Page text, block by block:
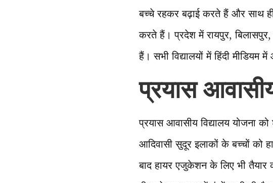
बच्चे रहकर बढ़ाई करते हैं और साथ ही
करते हैं। प्रदेश में रायपुर,
हैं। सभी विद्यालयों में हिंदी मीडियम
प्रयास
प्रयास आवासीय विद्यालय योजना
आदिवासी सुदूर इलाकों के बच्चों को
बाद हायर एजुकेशन के लिए भी तैयार